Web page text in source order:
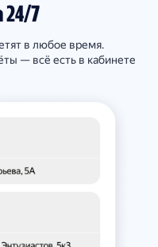
7
в любое время.
— всё есть в кабинете